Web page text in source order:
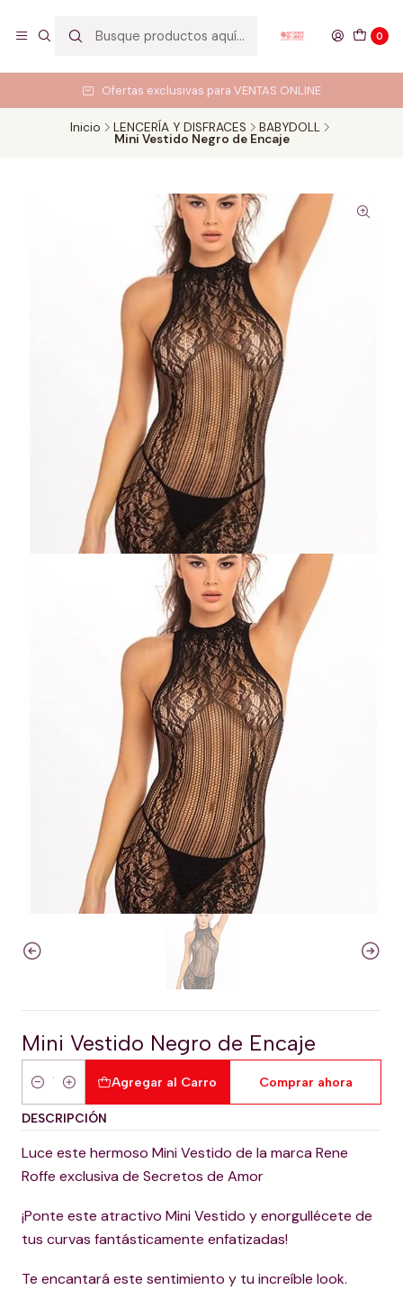
0
Ofertas exclusivas para VENTAS ONLINE
Inicio LENCERÍA Y DISFRACES BABYDOLL
Mini Vestido Negro de Encaje
Mini Vestido Negro de Encaje
Cantidad
Agregar al Carro Comprar ahora
DESCRIPCIÓN
Luce este hermoso Mini Vestido de la marca Rene
Roffe exclusiva de Secretos de Amor
¡Ponte este atractivo Mini Vestido y enorgullécete de
tus curvas fantásticamente enfatizadas!
Te encantará este sentimiento y tu increíble look.